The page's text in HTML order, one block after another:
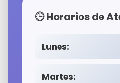
🕒 Horarios de
Lunes:
Martes: